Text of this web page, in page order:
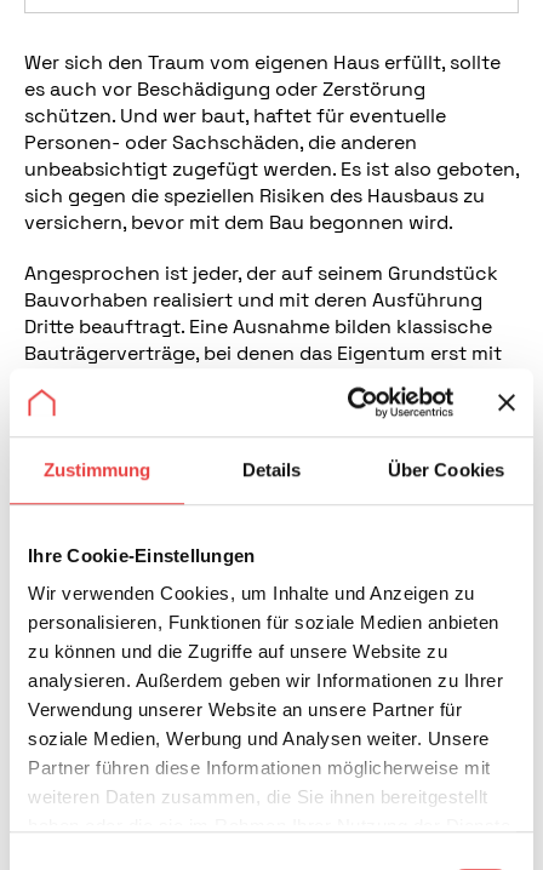
Zustimmung Details Über Cookies
Ihre Cookie-Einstellungen
Wir verwenden Cookies, um Inhalte und Anzeigen zu
personalisieren, Funktionen für soziale Medien anbieten
zu können und die Zugriffe auf unsere Website zu
analysieren. Außerdem geben wir Informationen zu Ihrer
Verwendung unserer Website an unsere Partner für
soziale Medien, Werbung und Analysen weiter. Unsere
Partner führen diese Informationen möglicherweise mit
weiteren Daten zusammen, die Sie ihnen bereitgestellt
© BSB
Wer sich den Traum vom eigenen Haus erfüllt, sollte
es auch vor Beschädigung oder Zerstörung
schützen. Und wer baut, haftet für eventuelle
Personen- oder Sachschäden, die anderen
unbeabsichtigt zugefügt werden. Es ist also geboten,
sich gegen die speziellen Risiken des Hausbaus zu
versichern, bevor mit dem Bau begonnen wird.
Angesprochen ist jeder, der auf seinem Grundstück
Bauvorhaben realisiert und mit deren Ausführung
Dritte beauftragt. Eine Ausnahme bilden klassische
Bauträgerverträge, bei denen das Eigentum erst mit
Fertigstellung an den Erwerber übergeht. Hier liegt
die Versicherungspflicht beim Bauträger.
Welche Versicherungen beim Hausbau unbedingt
abgeschlossen werden sollten, erläutert der folgende
Ratgeber.